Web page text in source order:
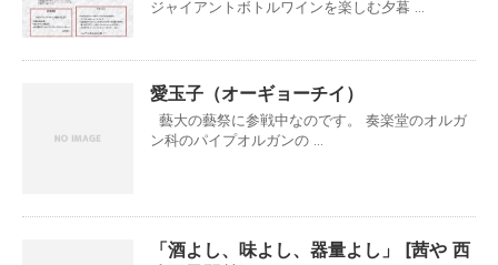
ジャイアントボトルワインを楽しむ夕暮 ...
愛玉子（オーギョーチイ）
藝大の藝祭に参戦中なのです。 奏楽堂のオルガ
ン科のパイプオルガンの ...
「酒よし、味よし、器量よし」 [茜や 西